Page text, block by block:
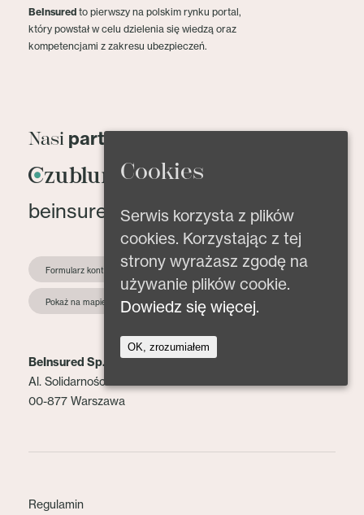
BeInsured to pierwszy na polskim rynku portal,
który powstał w celu dzielenia się wiedzą oraz
kompetencjami z zakresu ubezpieczeń.
Nasi partnerzy
beinsured@beinsured.pl
Formularz kontaktowy
Pokaż na mapie
BeInsured Sp. z o.o.
Al. Solidarności 153 lok. 2
00-877 Warszawa
Regulamin
Cookies
Serwis korzysta z plików
cookies. Korzystając z tej
strony wyrażasz zgodę na
używanie plików cookie.
Dowiedz się więcej.
OK, zrozumiałem